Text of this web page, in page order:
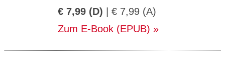
€ 7,99 (D) | € 7,99 (A)
Zum E-Book (EPUB)